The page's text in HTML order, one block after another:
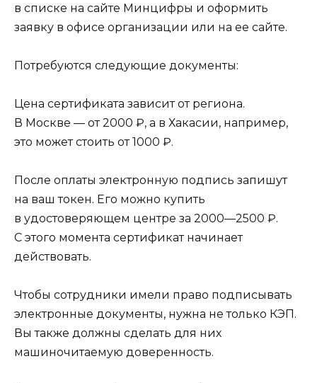
в списке на сайте Минцифры и оформить
заявку в офисе организации или на ее сайте.
Потребуются следующие документы:
Цена сертификата зависит от региона.
В Москве — от 2000 ₽, а в Хакасии, например,
это может стоить от 1000 ₽.
После оплаты электронную подпись запишут
на ваш токен. Его можно купить
в удостоверяющем центре за 2000—2500 ₽.
С этого момента сертификат начинает
действовать.
Чтобы сотрудники имели право подписывать
электронные документы, нужна не только КЭП.
Вы также должны сделать для них
машиночитаемую доверенность.